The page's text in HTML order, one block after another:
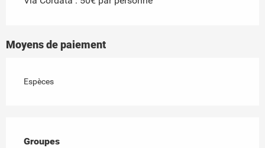
Moyens de paiement
Espèces
Groupes
Groupes